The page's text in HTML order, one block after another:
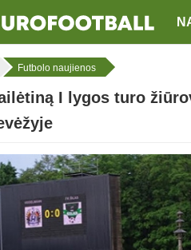
Futbolo naujienos
I lygos turo